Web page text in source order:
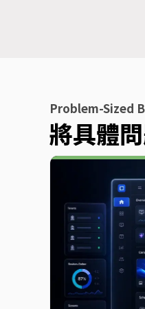
Problem-Sized
將具體